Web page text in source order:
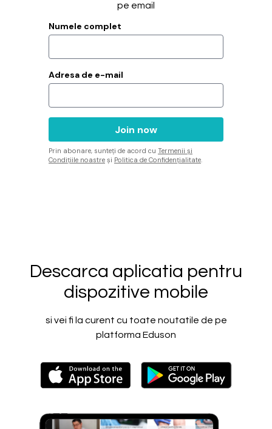
pe email
Numele complet
Adresa de e-mail
Prin abonare, sunteți de acord cu Termenii și
Condițiile noastre și Politica de Confidențialitate.
Descarca aplicatia pentru
dispozitive mobile
si vei fi la curent cu toate noutatile de pe
platforma Eduson